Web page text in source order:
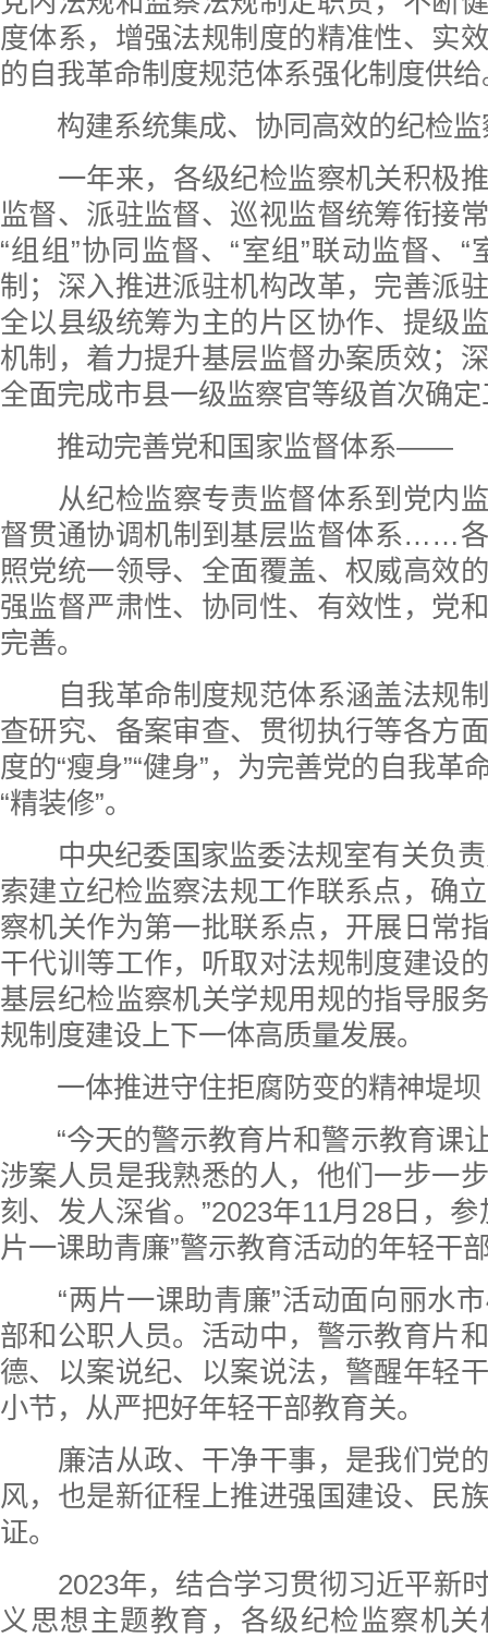
度体系，增强法规制度的精准性、实
的自我革命制度规范体系强化制度供给
构建系统集成、协同高效的纪检
一年来，各级纪检监察机关积极
监督、派驻监督、巡视监督统筹衔接
“组组”协同监督、“室组”联动监督、
制；深入推进派驻机构改革，完善派
全以县级统筹为主的片区协作、提级
机制，着力提升基层监督办案质效；
全面完成市县一级监察官等级首次确
推动完善党和国家监督体系——
从纪检监察专责监督体系到党内
督贯通协调机制到基层监督体系……
照党统一领导、全面覆盖、权威高效
强监督严肃性、协同性、有效性，党
完善。
自我革命制度规范体系涵盖法规
查研究、备案审查、贯彻执行等各方
度的“瘦身”“健身”，为完善党的自我革
“精装修”。
中央纪委国家监委法规室有关负
索建立纪检监察法规工作联系点，确
察机关作为第一批联系点，开展日常
干代训等工作，听取对法规制度建设
基层纪检监察机关学规用规的指导服
规制度建设上下一体高质量发展。
一体推进守住拒腐防变的精神堤坝
“今天的警示教育片和警示教育课
涉案人员是我熟悉的人，他们一步一
刻、发人深省。”2023年11月28日，
片一课助青廉”警示教育活动的年轻干
“两片一课助青廉”活动面向丽水
部和公职人员。活动中，警示教育片
德、以案说纪、以案说法，警醒年轻
小节，从严把好年轻干部教育关。
廉洁从政、干净干事，是我们党
风，也是新征程上推进强国建设、民
证。
2023年，结合学习贯彻习近平新
义思想主题教育，各级纪检监察机